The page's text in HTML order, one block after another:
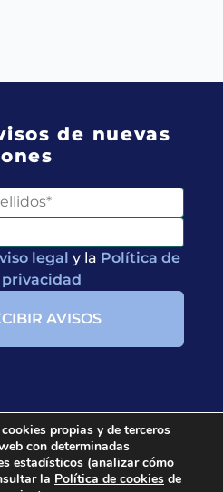
de nuevas
legal y la Política de
privacidad
propias y de terceros
con determinadas
estadísticos (analizar cómo
la Política de cookies de